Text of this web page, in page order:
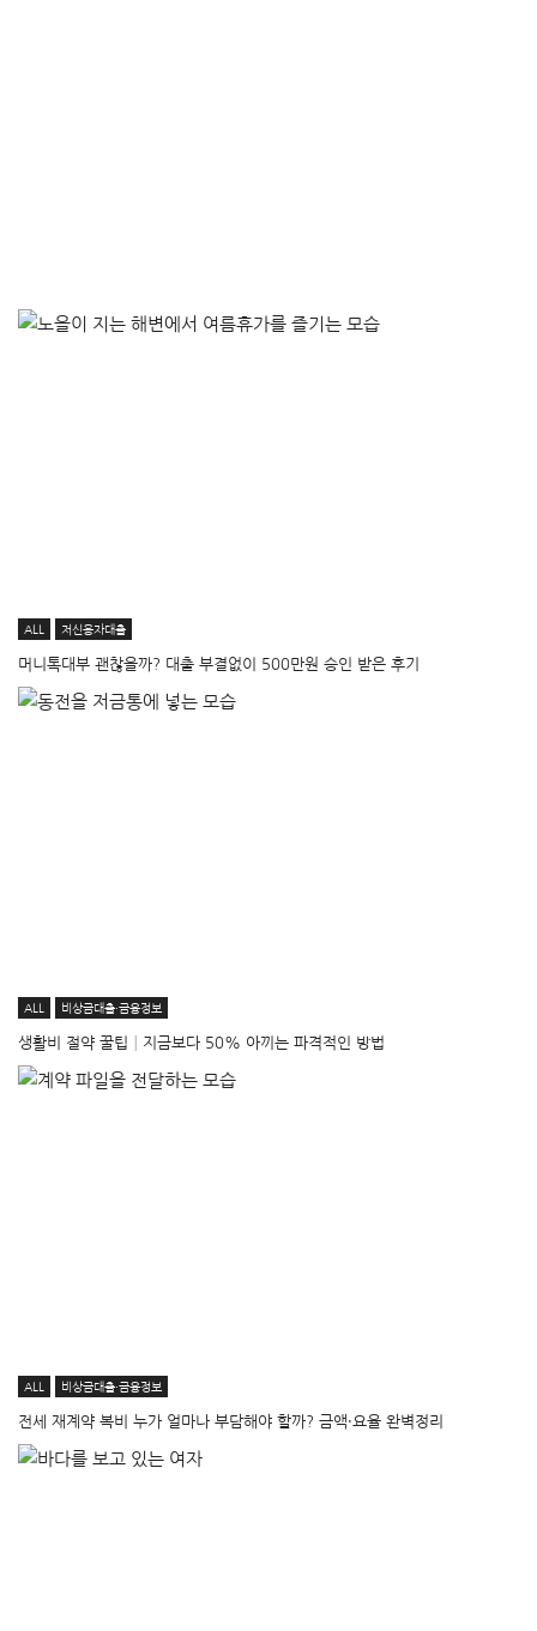
ALL 저신용자대출
머니톡대부 괜찮을까? 대출 부결없이 500만원 승인 받은 후기
ALL 비상금대출·금융정보
생활비 절약 꿀팁│지금보다 50% 아끼는 파격적인 방법
ALL 비상금대출·금융정보
전세 재계약 복비 누가 얼마나 부담해야 할까? 금액·요율 완벽정리